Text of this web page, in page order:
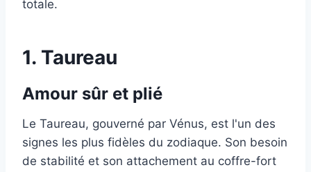
totale.
1. Taureau
Amour sûr et plié
Le Taureau, gouverné par Vénus, est l'un des
signes les plus fidèles du zodiaque. Son besoin
de stabilité et son attachement au coffre-fort